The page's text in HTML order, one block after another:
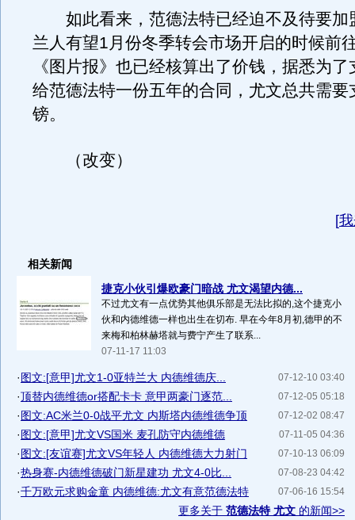
如此看来，范德法特已经迫不及待要加
兰人有望1月份冬季转会市场开启的时候前
《图片报》也已经核算出了价钱，据悉为
给范德法特一份五年的合同，尤文总共需
镑。
（改变）
[
相关新闻
捷克小伙引爆欧豪门暗战 尤文渴望内德...
不过尤文有一点优势其他俱乐部是无法比拟的,这个捷克小
伙和内德维德一样也出生在切布. 早在今年8月初,德甲的不
来梅和柏林赫塔就与费宁产生了联系...
07-11-17 11:03
07-12-10 03:40
·图文:[意甲]尤文1-0亚特兰大 内德维德庆...
07-12-05 05:18
·顶替内德维德or搭配卡卡 意甲两豪门逐范...
07-12-02 08:47
·图文:AC米兰0-0战平尤文 内斯塔内德维德争顶
07-11-05 04:36
·图文:[意甲]尤文VS国米 麦孔防守内德维德
07-10-13 06:09
·图文:[友谊赛]尤文VS年轻人 内德维德大力射门
07-08-23 04:42
·热身赛-内德维德破门新星建功 尤文4-0比...
07-06-16 15:54
·千万欧元求购金童 内德维德:尤文有意范德法特
更多关于 范德法特 尤文 的新闻>>